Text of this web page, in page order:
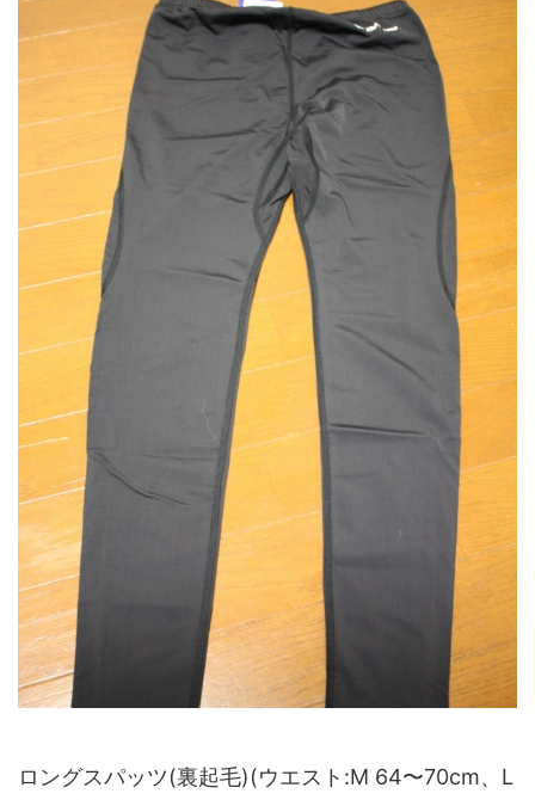
ロングスパッツ(裏起毛)(ウエスト:M 64〜70cm、L